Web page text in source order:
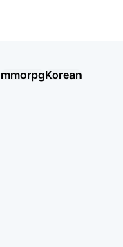
mmorpgKorean
Roblox
Tanks Blitz PVP битвы
MU: Hồng Hoả Đao
RoV: Light VS Shadow!
勝利女神：妮姬
GrandChase
俠：起源—不養蟲，真養龍